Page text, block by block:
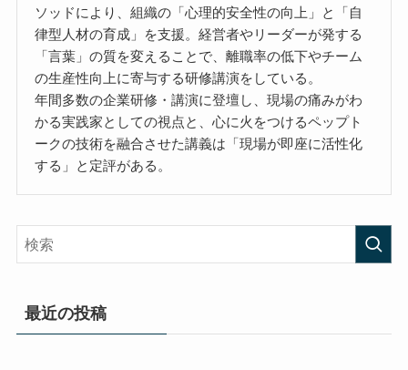
ソッドにより、組織の「心理的安全性の向上」と「自
律型人材の育成」を支援。経営者やリーダーが発する
「言葉」の質を変えることで、離職率の低下やチーム
の生産性向上に寄与する研修講演をしている。
年間多数の企業研修・講演に登壇し、現場の痛みがわ
かる実践家としての視点と、心に火をつけるペップト
ークの技術を融合させた講義は「現場が即座に活性化
する」と定評がある。
最近の投稿